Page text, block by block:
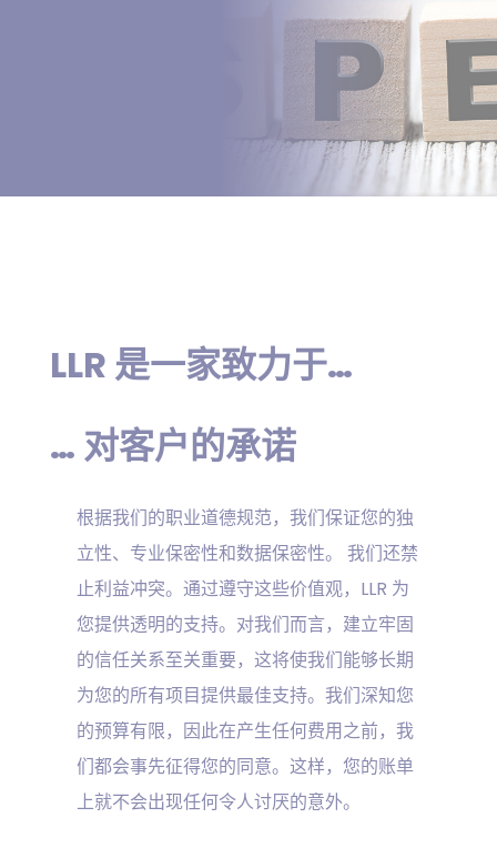
LLR 是一家致力于…
… 对客户的承诺
根据我们的职业道德规范，我们保证您的独
立性、专业保密性和数据保密性。 我们还禁
止利益冲突。通过遵守这些价值观，LLR 为
您提供透明的支持。对我们而言，建立牢固
的信任关系至关重要，这将使我们能够长期
为您的所有项目提供最佳支持。我们深知您
的预算有限，因此在产生任何费用之前，我
们都会事先征得您的同意。这样，您的账单
上就不会出现任何令人讨厌的意外。